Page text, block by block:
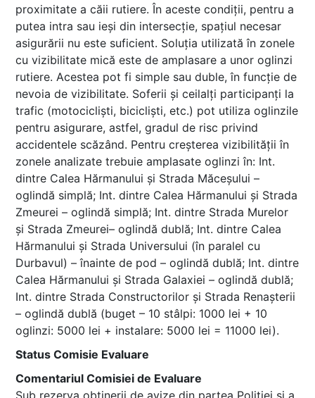
proximitate a căii rutiere. În aceste condiții, pentru a
putea intra sau ieși din intersecție, spațiul necesar
asigurării nu este suficient. Soluția utilizată în zonele
cu vizibilitate mică este de amplasare a unor oglinzi
rutiere. Acestea pot fi simple sau duble, în funcție de
nevoia de vizibilitate. Soferii și ceilalți participanți la
trafic (motocicliști, bicicliști, etc.) pot utiliza oglinzile
pentru asigurare, astfel, gradul de risc privind
accidentele scăzând. Pentru creșterea vizibilității în
zonele analizate trebuie amplasate oglinzi în: Int.
dintre Calea Hărmanului și Strada Măceșului –
oglindă simplă; Int. dintre Calea Hărmanului și Strada
Zmeurei – oglindă simplă; Int. dintre Strada Murelor
și Strada Zmeurei– oglindă dublă; Int. dintre Calea
Hărmanului și Strada Universului (în paralel cu
Durbavul) – înainte de pod – oglindă dublă; Int. dintre
Calea Hărmanului și Strada Galaxiei – oglindă dublă;
Int. dintre Strada Constructorilor și Strada Renașterii
– oglindă dublă (buget – 10 stâlpi: 1000 lei + 10
oglinzi: 5000 lei + instalare: 5000 lei = 11000 lei).
Status Comisie Evaluare
Comentariul Comisiei de Evaluare
Sub rezerva obținerii de avize din partea Poliției și a